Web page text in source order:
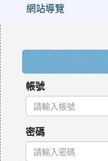
網站導覽
帳號
密碼